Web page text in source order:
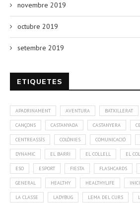
novembre 2019
octubre 2019
setembre 2019
ETIQUETES
APADRINAMENT AVENTURA BATXILLERAT
CANÇONS CASTANYADA CASTANYERA
CENTREASSÍS COLÒNIES COMUNICACIÓ
DYNAMIC EL BARRI EL COLLELL EL
ESO ESPORT FIESTA FLASHCARDS
GENERAL HEALTHY HEALTHYLIFE
LA CLASSE LADYBUG LEMA DEL CURS